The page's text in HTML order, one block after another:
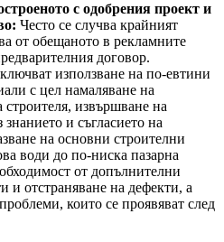
с одобрения проект и
Често се случва крайният
от обещаното в рекламните
договор.
използване на по-евтини
с цел намаляване на
строителя, извършване на
и съгласието на
на основни строителни
води до по-ниска пазарна
от допълнителни
и отстраняване на дефекти, а
които се проявяват след